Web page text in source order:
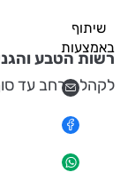
רשות הטבע
לקהל הרחב עד
שיתוף
באמצעות